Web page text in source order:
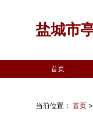
盐城市
首页
当前位置： 首页 >